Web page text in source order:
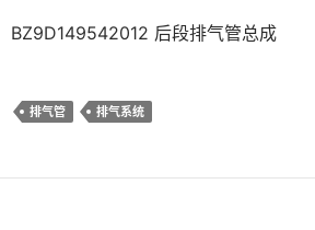
BZ9D149542012 后段排气管总成
排气管 排气系统